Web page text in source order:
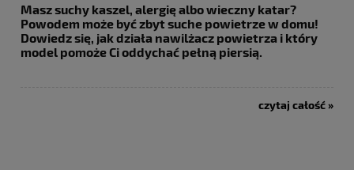
Masz suchy kaszel, alergię albo wieczny katar?
Powodem może być zbyt suche powietrze w domu!
Dowiedz się, jak działa nawilżacz powietrza i który
model pomoże Ci oddychać pełną piersią.
czytaj całość »